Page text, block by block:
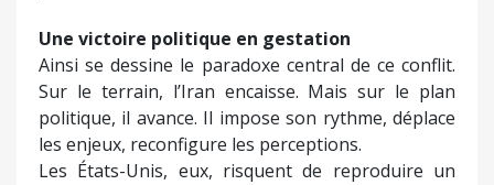
Une victoire politique en gestation
Ainsi se dessine le paradoxe central de ce conflit.
Sur le terrain, l’Iran encaisse. Mais sur le plan
politique, il avance. Il impose son rythme, déplace
les enjeux, reconfigure les perceptions.
Les États-Unis, eux, risquent de reproduire un